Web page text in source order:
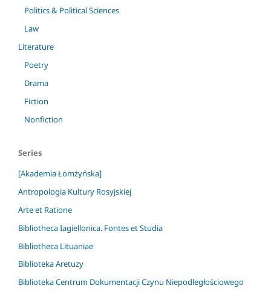
Politics & Political Sciences
Law
Literature
Poetry
Drama
Fiction
Nonfiction
Series
[Akademia Łomżyńska]
Antropologia Kultury Rosyjskiej
Arte et Ratione
Bibliotheca Iagiellonica. Fontes et Studia
Bibliotheca Lituaniae
Biblioteka Aretuzy
Biblioteka Centrum Dokumentacji Czynu Niepodległościowego